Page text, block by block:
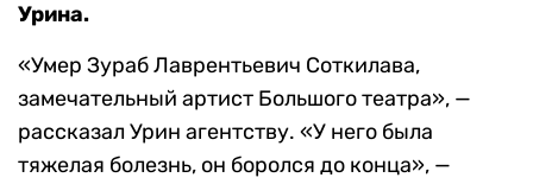
Урина.
«Умер Зураб Лаврентьевич Соткилава,
замечательный артист Большого театра», —
рассказал Урин агентству. «У него была
тяжелая болезнь, он боролся до конца», —